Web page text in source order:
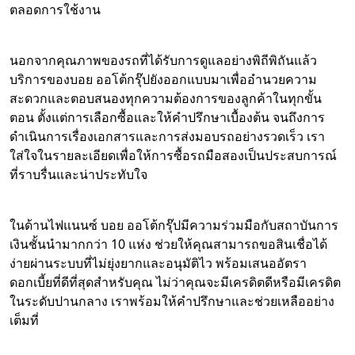
ตลอดการใช้งาน
นอกจากคุณภาพของรถที่ได้รับการดูแลอย่างพิถีพิถันแล้ว
บริการของบอย ออโต้กรุ๊ปยังออกแบบมาเพื่ออำนวยความ
สะดวกและตอบสนองทุกความต้องการของลูกค้าในทุกขั้น
ตอน ตั้งแต่การเลือกซื้อและให้คำปรึกษาเบื้องต้น จนถึงการ
ดำเนินการเรื่องเอกสารและการส่งมอบรถอย่างรวดเร็ว เรา
ใส่ใจในรายละเอียดเพื่อให้การซื้อรถมือสองเป็นประสบการณ์
ที่ราบรื่นและน่าประทับใจ
ในด้านไฟแนนซ์ บอย ออโต้กรุ๊ปมีความร่วมมือกับสถาบันการ
เงินชั้นนำมากกว่า 10 แห่ง ช่วยให้คุณสามารถขอสินเชื่อได้
ง่ายผ่านระบบที่ไม่ยุ่งยากและอนุมัติไว พร้อมเสนออัตรา
ดอกเบี้ยที่ดีที่สุดสำหรับคุณ ไม่ว่าคุณจะมีเครดิตดีหรือมีเครดิต
ในระดับปานกลาง เราพร้อมให้คำปรึกษาและช่วยเหลืออย่าง
เต็มที่